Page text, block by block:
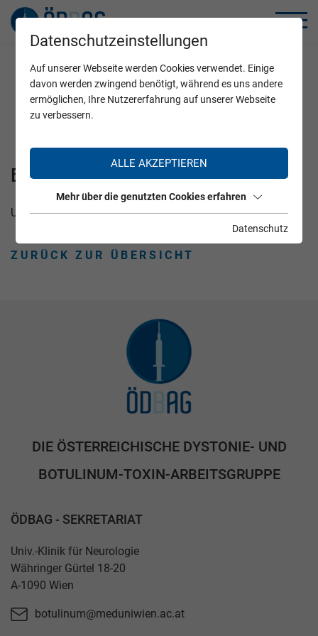
Home Zertifizierung
Workshops
BoNT Workshop Programm 2026
BoNT Workshop Programm 2026
Universitätsklinik für Neurologie Innsbruck
ZURÜCK ZUR ÜBERSICHT
DIE ÖSTERREICHISCHE DYSTONIE- UND
BOTULINUM-TOXIN-ARBEITSGRUPPE
ÖDBAG - SEKRETARIAT
Univ.-Klinik für Neurologie
Währinger Gürtel 18-20
A-1090 Wien
botulinum@meduniwien.ac.at
Datenschutzeinstellungen
Auf unserer Webseite werden Cookies verwendet. Einige
davon werden zwingend benötigt, während es uns andere
ermöglichen, Ihre Nutzererfahrung auf unserer Webseite
zu verbessern.
ALLE AKZEPTIEREN
Mehr über die genutzten Cookies erfahren
Datenschutz